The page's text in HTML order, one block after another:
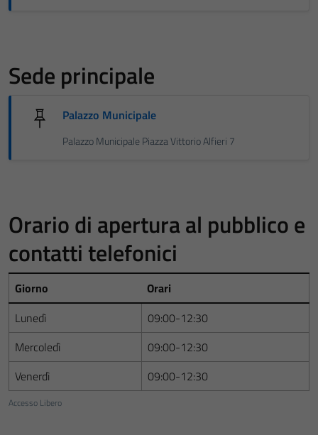
Sede principale
Palazzo Municipale
Palazzo Municipale Piazza Vittorio Alfieri 7
Orario di apertura al pubblico e
contatti telefonici
Accesso Libero
Giorno
Orari
Lunedì
09:00-12:30
Mercoledì
09:00-12:30
Venerdì
09:00-12:30